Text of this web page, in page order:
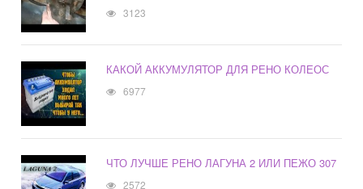
3123
КАКОЙ АККУМУЛЯТОР ДЛЯ РЕНО КОЛЕОС
6977
ЧТО ЛУЧШЕ РЕНО ЛАГУНА 2 ИЛИ ПЕЖО 307
2572